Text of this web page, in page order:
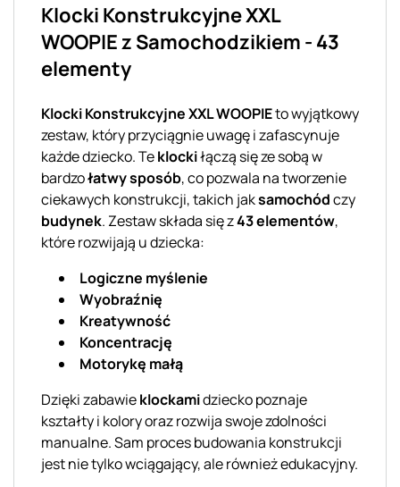
Klocki Konstrukcyjne XXL
WOOPIE z Samochodzikiem - 43
elementy
Klocki Konstrukcyjne XXL WOOPIEto wyjątkowy
zestaw, który przyciągnie uwagę i zafascynuje
każde dziecko. Teklockiłączą się ze sobą w
bardzołatwy sposób, co pozwala na tworzenie
ciekawych konstrukcji, takich jaksamochódczy
budynek. Zestaw składa się z43 elementów,
które rozwijają u dziecka:
Logiczne myślenie
Wyobraźnię
Kreatywność
Koncentrację
Motorykę małą
Dzięki zabawieklockamidziecko poznaje
kształty i kolory oraz rozwija swoje zdolności
manualne. Sam proces budowania konstrukcji
jest nie tylko wciągający, ale również edukacyjny.